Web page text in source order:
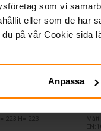
som vi
eller som de har
på vår Cookie sida
Anpassa
- Fritidsbatteri
223 H= 223
Mått